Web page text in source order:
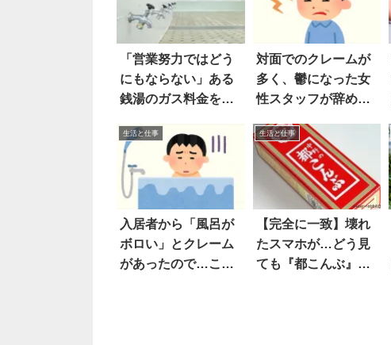
「営業努力ではどう
にもならない」ある
銭湯のガス料金を見
対面でのクレームが
多く、鬱になった女
性スタッフが辞めた
生活と仕事
入居者から「風呂が
ボロい」とクレーム
があったので…こう
生活と仕事
【完全に一致】壊れ
たスマホが…どう見
ても『都こんぶ』す